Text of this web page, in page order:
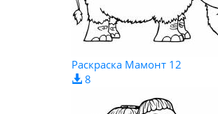
Раскраска Мамонт 12
8